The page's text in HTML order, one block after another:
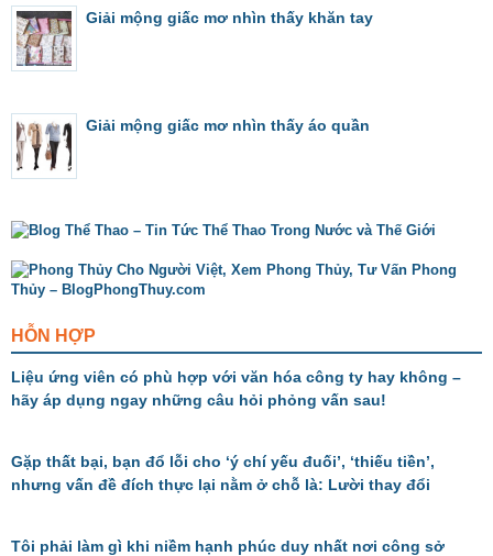
Giải mộng giấc mơ nhìn thấy khăn tay
Giải mộng giấc mơ nhìn thấy áo quần
HỖN HỢP
Liệu ứng viên có phù hợp với văn hóa công ty hay không –
hãy áp dụng ngay những câu hỏi phỏng vấn sau!
Gặp thất bại, bạn đổ lỗi cho ‘ý chí yếu đuối’, ‘thiếu tiền’,
nhưng vấn đề đích thực lại nằm ở chỗ là: Lười thay đổi
Tôi phải làm gì khi niềm hạnh phúc duy nhất nơi công sở